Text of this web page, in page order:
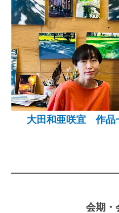
大田和亜咲宜 作品
会期・